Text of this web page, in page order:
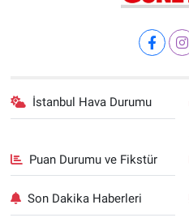
İstanbul Hava Durumu
Puan Durumu ve Fikstür
Son Dakika Haberleri